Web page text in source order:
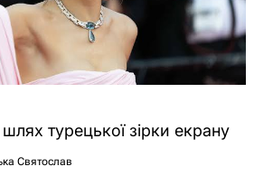
турецької зірки екрану
Святослав